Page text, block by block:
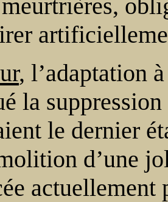
, l’adaptation
la
le dernier
d’une